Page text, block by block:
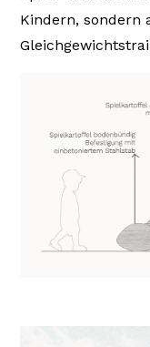
Kindern, sondern